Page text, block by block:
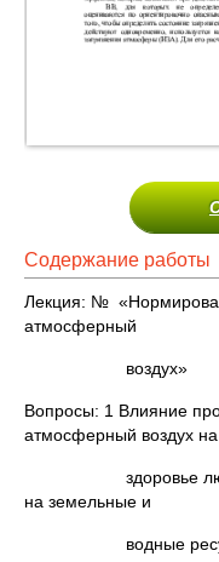
Содержание работы
Лекция: №
атмосферный
воздух»
Вопросы: 1 Влияние
атмосферный воздух на
здоровье людей,
на земельные и
водные